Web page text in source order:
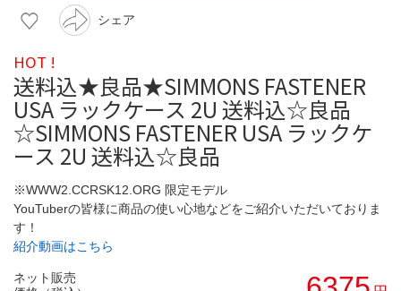
シェア
HOT !
送料込★良品★SIMMONS FASTENER
USA ラックケース 2U 送料込☆良品
☆SIMMONS FASTENER USA ラックケ
ース 2U 送料込☆良品
※WWW2.CCRSK12.ORG 限定モデル
YouTuberの皆様に商品の使い心地などをご紹介いただいておりま
す！
紹介動画はこちら
ネット販売